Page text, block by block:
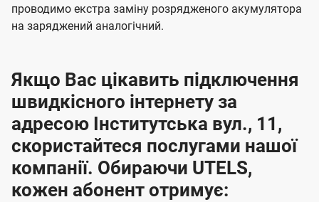
проводимо екстра заміну розрядженого акумулятора
на заряджений аналогічний.
Якщо Вас цікавить підключення
швидкісного інтернету за
адресою Інститутська вул., 11,
скористайтеся послугами нашої
компанії. Обираючи UTELS,
кожен абонент отримує: